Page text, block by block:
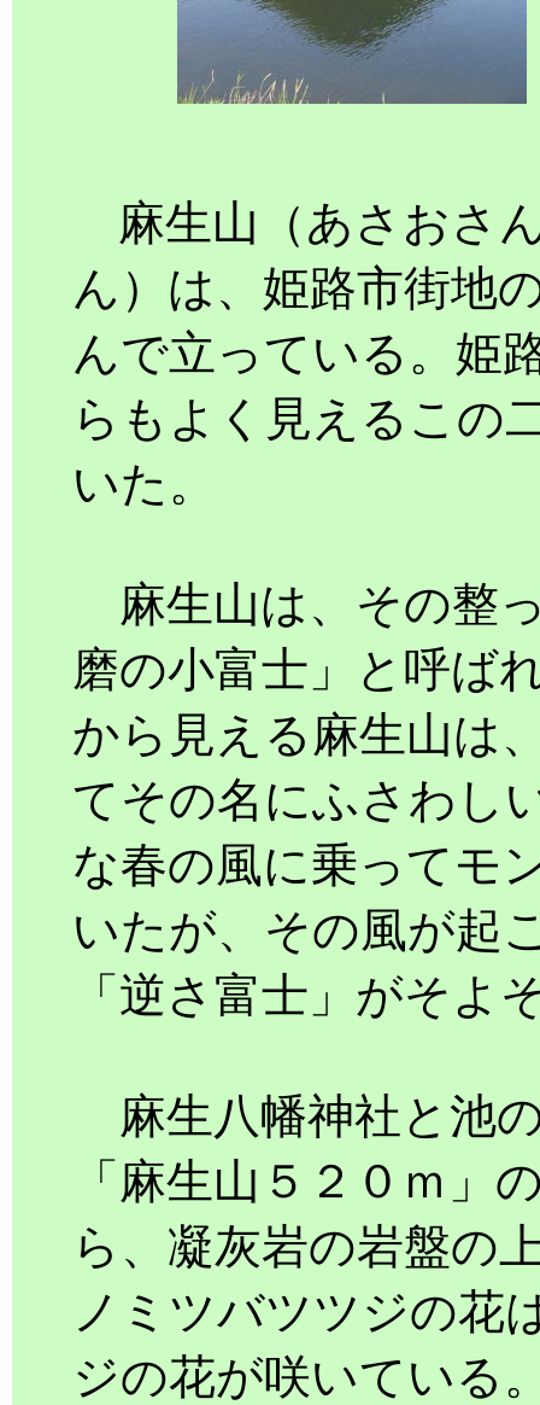
麻生山（あさおさ
ん）は、姫路市街地
んで立っている。姫
らもよく見えるこの
いた。
麻生山は、その整
磨の小富士」と呼ば
から見える麻生山は
てその名にふさわし
な春の風に乗ってモ
いたが、その風が起
「逆さ富士」がそよ
麻生八幡神社と池
「麻生山５２０ｍ」
ら、凝灰岩の岩盤の
ノミツバツツジの花
ジの花が咲いている